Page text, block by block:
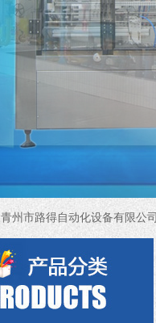
青州市路得自动化设备有限公司